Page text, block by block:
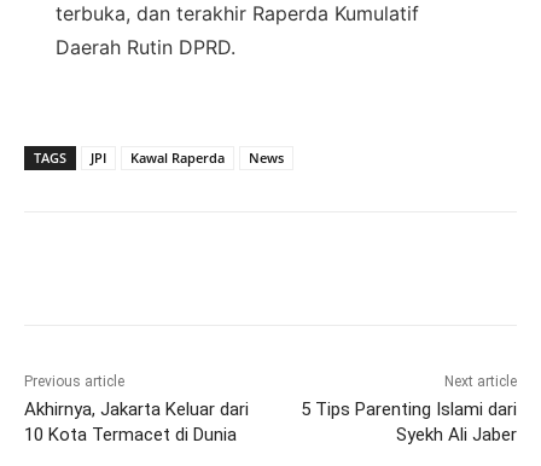
terbuka, dan terakhir Raperda Kumulatif
Daerah Rutin DPRD.
TAGS JPI Kawal Raperda News
Previous article
Akhirnya, Jakarta Keluar dari
10 Kota Termacet di Dunia
Next article
5 Tips Parenting Islami dari
Syekh Ali Jaber